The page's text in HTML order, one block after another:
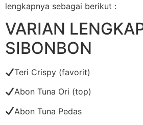
lengkapnya sebagai berikut :
VARIAN
SIBONBON
Teri Crispy (favorit)
Abon Tuna Ori (top)
Abon Tuna Pedas